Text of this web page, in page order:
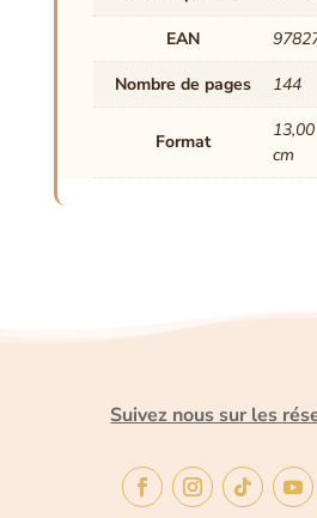
EAN
Nombre de pages
144
Format
cm
Suivez nous sur les